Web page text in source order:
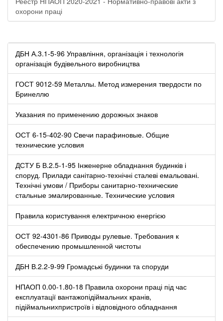
охорони праці
ДБН А.3.1-5-96 Управління, організація і технологія
організація будівельного виробництва
ГОСТ 9012-59 Металлы. Метод измерения твердости по
Бринеллю
Указания по применению дорожных знаков
ОСТ 6-15-402-90 Свечи парафиновые. Общие
технические условия
ДСТУ Б В.2.5-1-95 Інженерне обладнання будинків і
споруд. Прилади санітарно-технічні сталеві емальовані.
Технічні умови / Приборы санитарно-технические
стальные эмалированные. Технические условия
Правила користування електричною енергією
ОСТ 92-4301-86 Приводы рулевые. Требования к
обеспечению промышленной чистоты
ДБН В.2.2-9-99 Громадські будинки та споруди
НПАОП 0.00-1.80-18 Правила охорони праці під час
експлуатації вантажопідіймальних кранів,
підіймальнихпристроїв і відповідного обладнання